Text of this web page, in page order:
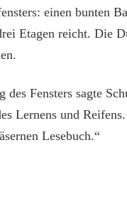
einen bunten
Etagen reicht. Die
des Fensters sagte
Lernens und
Lesebuch.“